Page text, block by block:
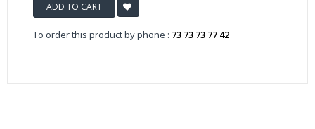
ADD TO CART
To order this product by phone : 73 73 73 77 42